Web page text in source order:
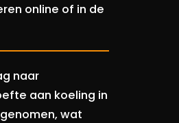
online of in de
naar
aan koeling in
wat